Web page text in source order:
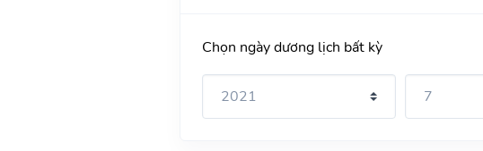
Chọn ngày dương lịch bất kỳ